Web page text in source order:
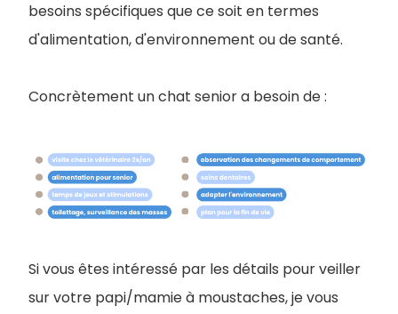
besoins spécifiques que ce soit en termes
d'alimentation, d'environnement ou de santé.
Concrètement un chat senior a besoin de :
Si vous êtes intéressé par les détails pour veiller
sur votre papi/mamie à moustaches, je vous